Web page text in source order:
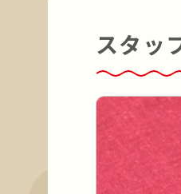
調理ジャンル 和食
オーブ
スタッ